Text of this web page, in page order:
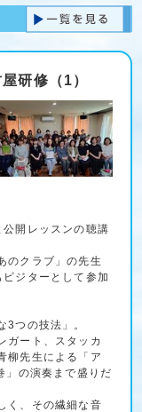
研修（1）
開レッスンの聴講
のクラブ」の先生
ジターとして参加
3つの技法」。
ガート、スタッカ
柳先生による「ア
」の演奏まで盛りだ
く、その繊細な音